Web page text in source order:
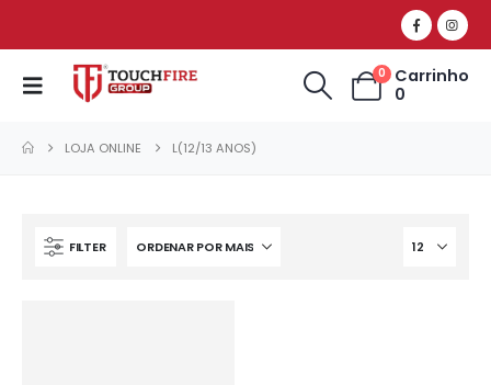
0
Carrinho
0
LOJA ONLINE L(12/13 ANOS)
FILTER